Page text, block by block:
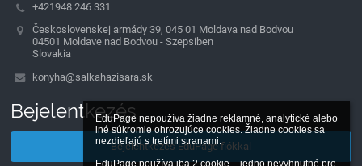
EduPage nepoužíva žiadne reklamné, analytické alebo
iné súkromie ohrozujúce cookies. Žiadne cookies sa
nezdieľajú s tretími stranami.
EduPage používa iba 2 cookie – jedno nevyhnutné pre
+421948 246 331
Československej armády 39, 045 01 Moldava nad Bodvou
04501 Moldave nad Bodvou - Szepsiben
Slovakia
konyha@salkahazisara.sk
Bejelentkezés
Bejelentkezés EduPage fiókkal